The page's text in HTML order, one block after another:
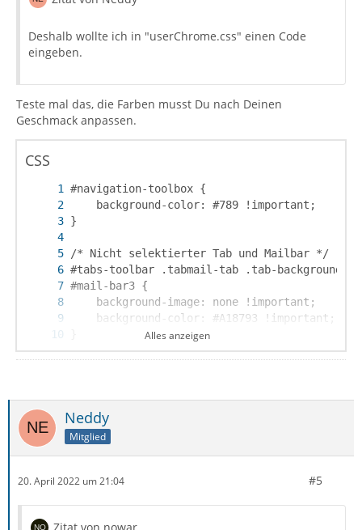
Deshalb wollte ich in "userChrome.css" einen Code
eingeben.
Teste mal das, die Farben musst Du nach Deinen
Geschmack anpassen.
CSS
}
Alles anzeigen
Neddy
Mitglied
20. April 2022 um 21:04 #5